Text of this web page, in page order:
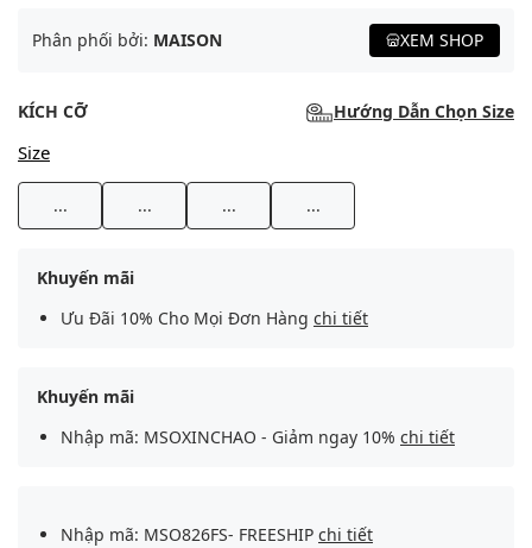
Phân phối bởi: MAISON XEM SHOP
KÍCH CỠ Hướng Dẫn Chọn Size
Size
... ... ... ...
Khuyến mãi
Ưu Đãi 10% Cho Mọi Đơn Hàng chi tiết
Khuyến mãi
Nhập mã: MSOXINCHAO - Giảm ngay 10% chi tiết
Nhập mã: MSO826FS- FREESHIP chi tiết